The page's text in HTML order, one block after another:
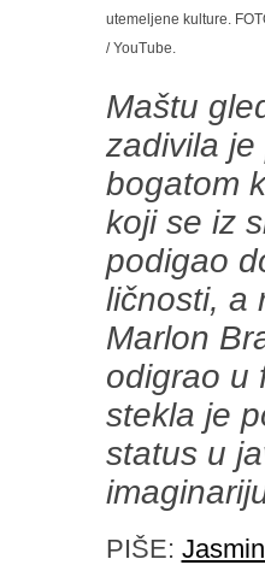
utemeljene kulture.
/ YouTube.
Maštu
zadivila je
bogatom
koji se iz
podigao
ličnosti, a
Marlon
odigrao u
stekla je
status u
PIŠE: